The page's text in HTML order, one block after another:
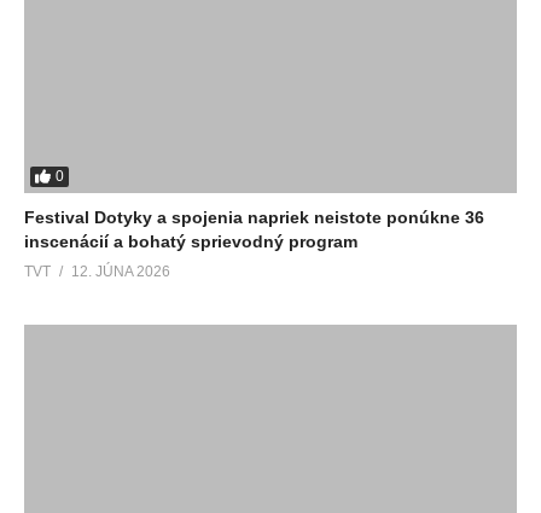
0
Festival Dotyky a spojenia napriek neistote ponúkne 36
inscenácií a bohatý sprievodný program
TVT 12. JÚNA 2026